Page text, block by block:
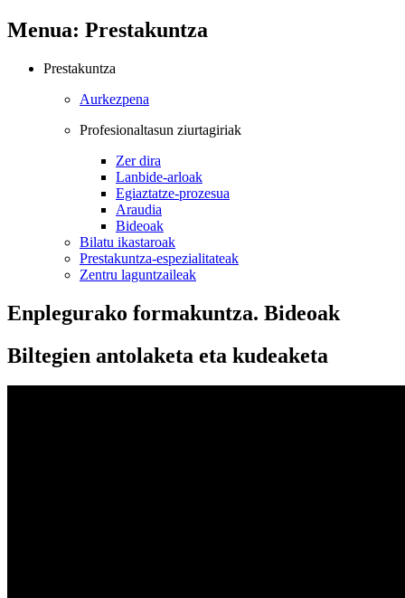
Menua: Prestakuntza
Prestakuntza
Aurkezpena
Profesionaltasun ziurtagiriak
Zer dira
Lanbide-arloak
Egiaztatze-prozesua
Araudia
Bideoak
Bilatu ikastaroak
Prestakuntza-espezialitateak
Zentru laguntzaileak
Enplegurako formakuntza. Bideoak
Biltegien antolaketa eta kudeaketa